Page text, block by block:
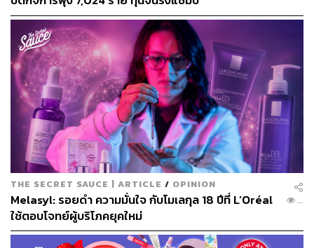
พิสูจน์อักษร: ภาสิณี เพิ่มพันธุ์พงศ์
TAGS: L'Oreal เครื่องสำอาง เจ้าของธุรกิจ
LOADING...
ABOUT THE AUTHOR
ปณชัย อารีเพิ่มพร
นักการตลาดผู้ฝักใฝ่ในแวดวงนวัตกรรมและ
เทคโนโลยี แต่บางทีก็เผลอมีใจให้วัฒนธรรม
POP อยู่ร่ำไป ใช้เวลาว่างไปกับการเสพศิลป์
และเฝ้ามองปรากฏการณ์ทางสังคม
THE SECRET SAUCE | ARTICLE / OPINION
Melasyl: รอยดำ ความมั่นใจ กับโมเลกุล 18 ปีที่ L’Oréal
ใช้ตอบโจทย์ผู้บริโภคยุคใหม่
...